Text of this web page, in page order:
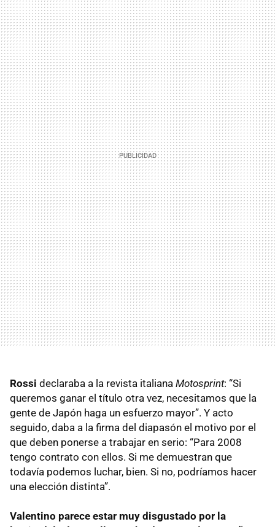
Rossi declaraba a la revista italiana Motosprint: “Si
queremos ganar el título otra vez, necesitamos que la
gente de Japón haga un esfuerzo mayor”. Y acto
seguido, daba a la firma del diapasón el motivo por el
que deben ponerse a trabajar en serio: “Para 2008
tengo contrato con ellos. Si me demuestran que
todavía podemos luchar, bien. Si no, podríamos hacer
una elección distinta”.
Valentino parece estar muy disgustado por la